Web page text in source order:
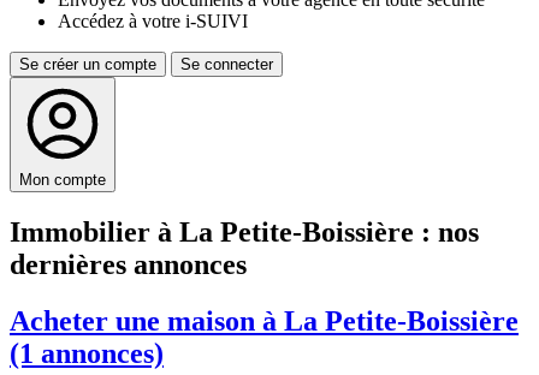
Accédez à votre i-SUIVI
Se créer un compte Se connecter
Mon compte
Immobilier à La Petite-Boissière : nos
dernières annonces
Acheter une maison à La Petite-Boissière
(1 annonces)